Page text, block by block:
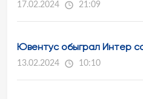
17.02.2024 21:09
Ювентус обыграл Интер
13.02.2024 10:10